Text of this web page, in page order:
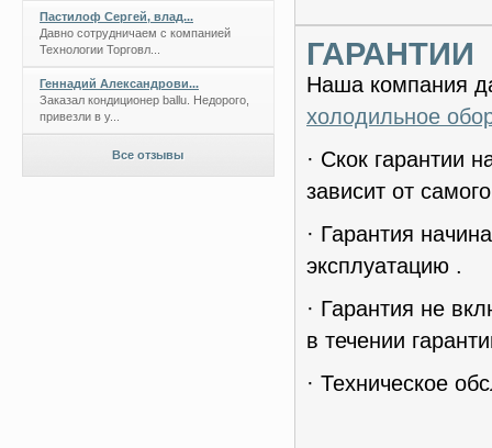
ГАРАНТИИ
Наша компания
холодильное
· Скок гарантии
зависит от
· Гарантия
эксплуатацию .
· Гарантия не
в течении
· Техническое
Пастилоф Сергей, влад...
Давно сотрудничаем с компанией
Технологии Торговл...
Геннадий Александрови...
Заказал кондиционер ballu. Недорого,
привезли в у...
Все отзывы